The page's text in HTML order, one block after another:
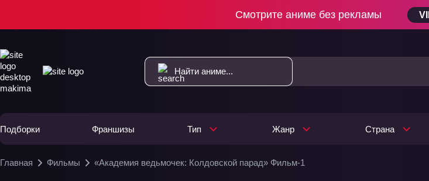
Смотрите аниме без рекламы
Подборки Франшизы Тип Жанр Страна
Главная Фильмы «Академия ведьмочек: Колдовской парад» Фильм-1